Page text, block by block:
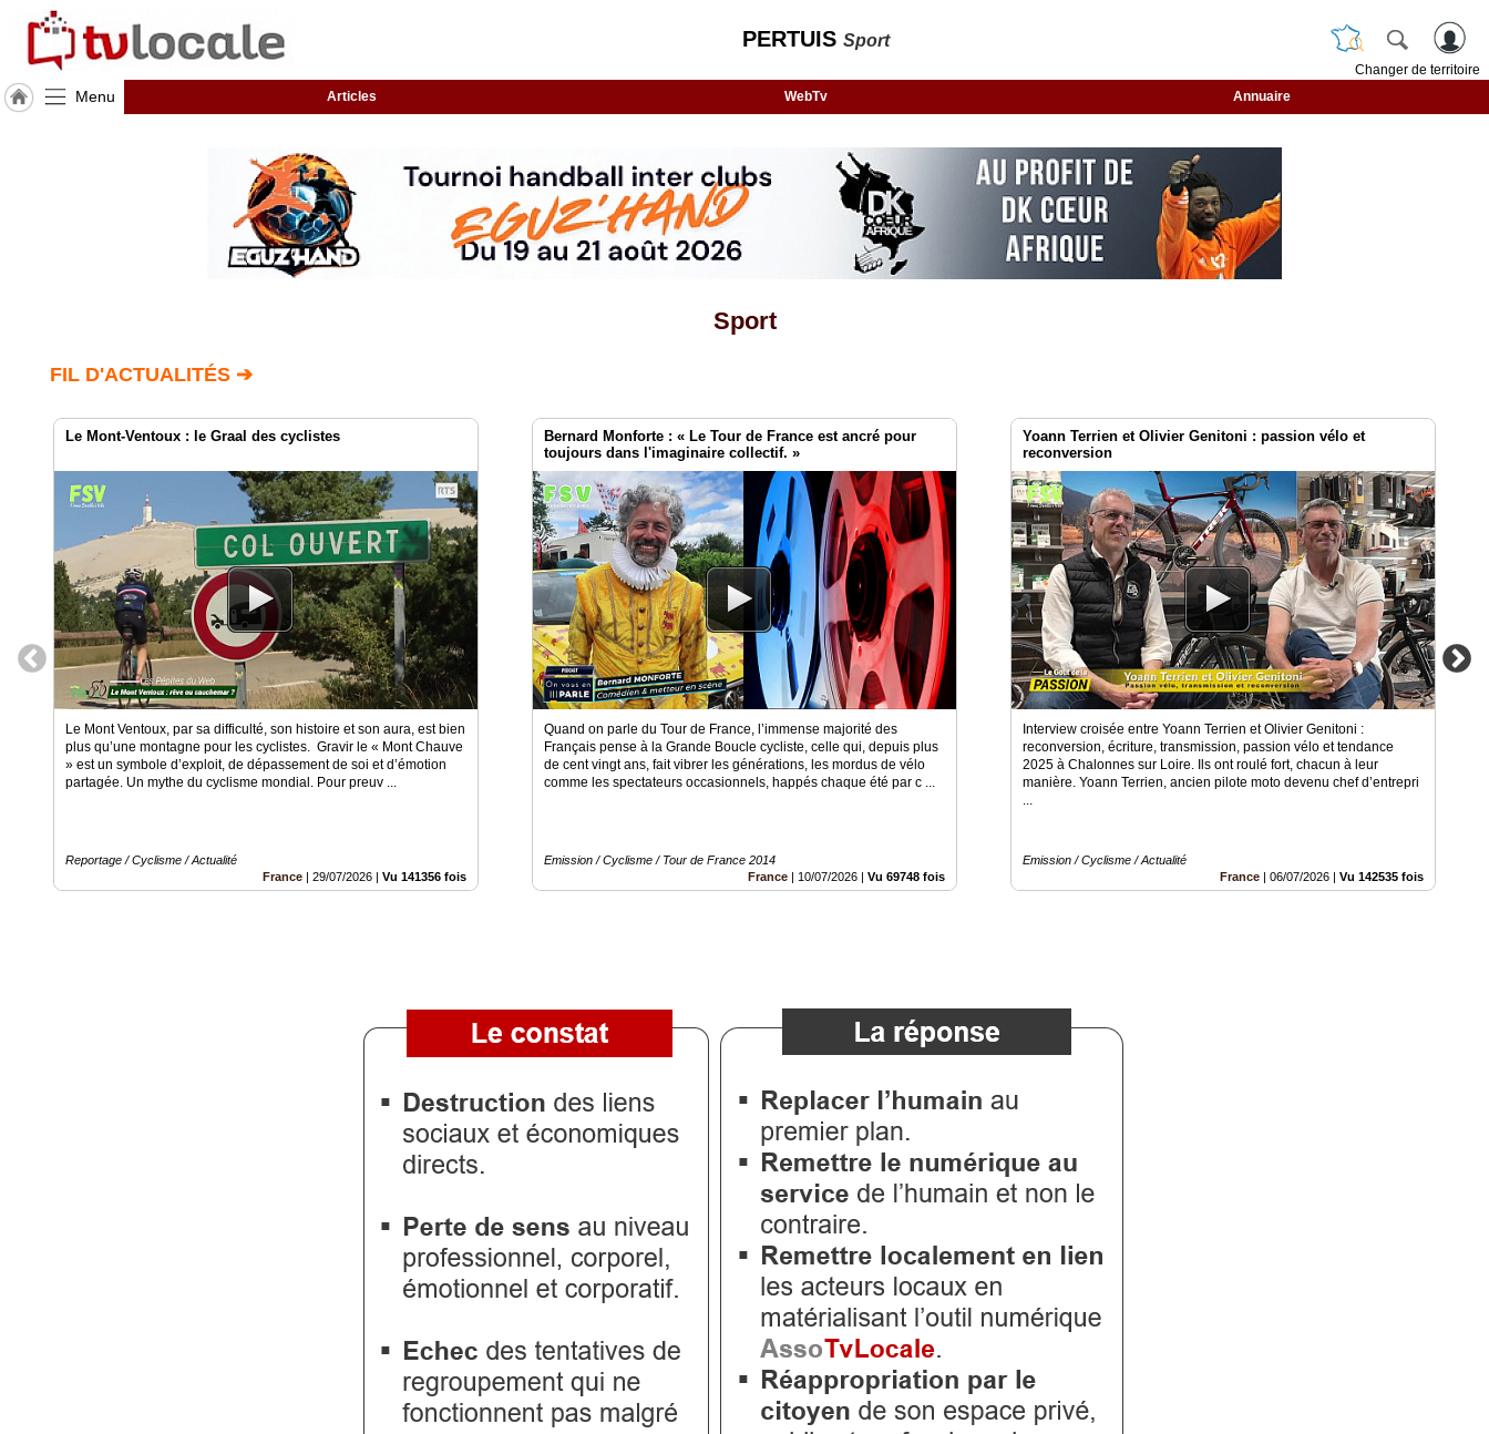
PERTUIS Sport
Changer de territoire
Menu Articles WebTv Annuaire
RUBRIQUES
Médias
groupe
Blogs
Prémium
Inscription
Sport
FIL D'ACTUALITÉS ➔
Le Mont-Ventoux : le Graal des cyclistes
Le Mont Ventoux, par sa difficulté, son histoire et son aura, est bien
plus qu’une montagne pour les cyclistes. Gravir le « Mont Chauve
» est un symbole d’exploit, de dépassement de soi et d’émotion
partagée. Un mythe du cyclisme mondial. Pour preuv ...
Reportage / Cyclisme / Actualité
France | 29/07/2026 | Vu 141356 fois
Bernard Monforte : « Le Tour de France est ancré pour
toujours dans l'imaginaire collectif. »
Quand on parle du Tour de France, l’immense majorité des
Français pense à la Grande Boucle cycliste, celle qui, depuis plus
de cent vingt ans, fait vibrer les générations, les mordus de vélo
comme les spectateurs occasionnels, happés chaque été par c ...
Emission / Cyclisme / Tour de France 2014
France | 10/07/2026 | Vu 69748 fois
Yoann Terrien et Olivier Genitoni : passion vélo et
reconversion
Interview croisée entre Yoann Terrien et Olivier Genitoni :
reconversion, écriture, transmission, passion vélo et tendance
2025 à Chalonnes sur Loire. Ils ont roulé fort, chacun à leur
manière. Yoann Terrien, ancien pilote moto devenu chef d’entrepri
...
Emission / Cyclisme / Actualité
France | 06/07/2026 | Vu 142535 fois